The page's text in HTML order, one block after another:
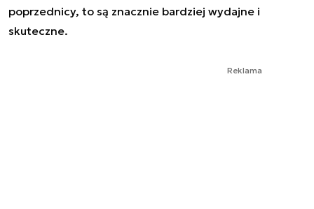
poprzednicy, to są znacznie bardziej wydajne i
skuteczne.
Reklama